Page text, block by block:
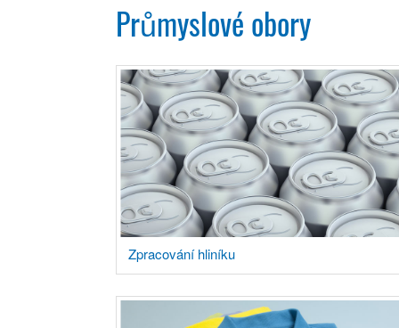
Průmyslové obory
Zpracování hliníku